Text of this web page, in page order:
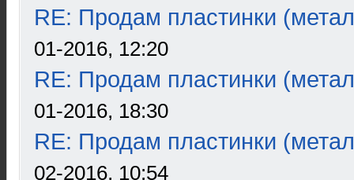
RE: Продам пластинки
01-2016, 12:20
RE: Продам пластинки
01-2016, 18:30
RE: Продам пластинки
02-2016, 10:54